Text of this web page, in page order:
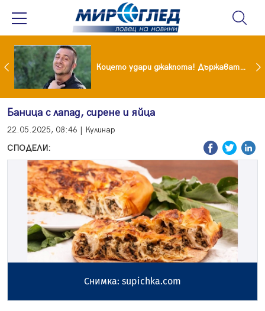
Тишина преди бурята! Защо Саня Армутлиева продължава да мълчи за раздялата с Дара? Коцето удари джакпота! Държавата му плаща 95 000 евро
Баница с лапад, сирене и яйца
22.05.2025, 08:46 | Кулинар
СПОДЕЛИ:
Снимка: supichka.com